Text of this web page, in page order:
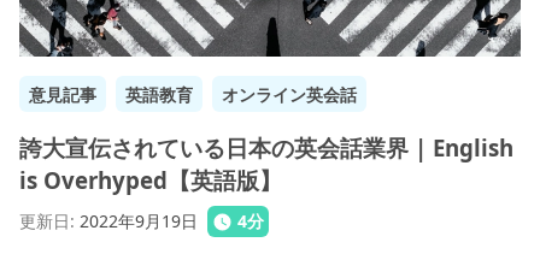
意見記事 英語教育 オンライン英会話
誇大宣伝されている日本の英会話業界 | English
is Overhyped【英語版】
更新日: 2022年9月19日 4分